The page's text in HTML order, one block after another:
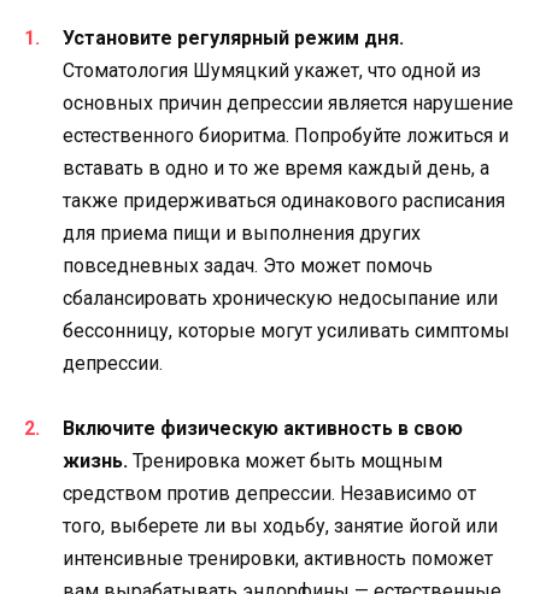
Установите регулярный режим дня.
Стоматология Шумяцкий укажет, что одной из
основных причин депрессии является нарушение
естественного биоритма. Попробуйте ложиться и
вставать в одно и то же время каждый день, а
также придерживаться одинакового расписания
для приема пищи и выполнения других
повседневных задач. Это может помочь
сбалансировать хроническую недосыпание или
бессонницу, которые могут усиливать симптомы
депрессии.
Включите физическую активность в свою
жизнь. Тренировка может быть мощным
средством против депрессии. Независимо от
того, выберете ли вы ходьбу, занятие йогой или
интенсивные тренировки, активность поможет